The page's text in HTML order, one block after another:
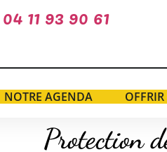
04 11 93 90 61
NOTRE AGENDA
Protection